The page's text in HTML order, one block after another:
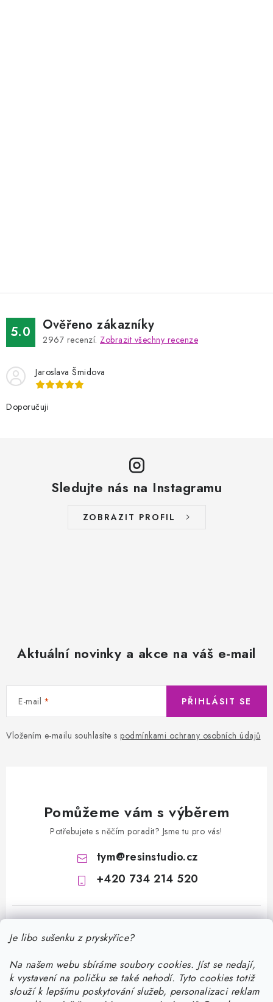
Je libo sušenku z pryskyřice?
Na našem webu sbíráme soubory cookies. Jíst se nedají,
k vystavení na poličku se také nehodí. Tyto cookies totiž
slouží k lepšímu poskytování služeb, personalizaci reklam
5.0 Ověřeno zákazníky
2967 recenzí. Zobrazit všechny recenze
Jaroslava Šmidova
Doporučuji
Sledujte nás na Instagramu
ZOBRAZIT PROFIL
Aktuální novinky a akce na váš e-mail
E-mail
Vložením e-mailu souhlasíte s podmínkami ochrany osobních údajů
PŘIHLÁSIT SE
Pomůžeme vám s výběrem
Potřebujete s něčím poradit? Jsme tu pro vás!
tym@resinstudio.cz
+420 734 214 520